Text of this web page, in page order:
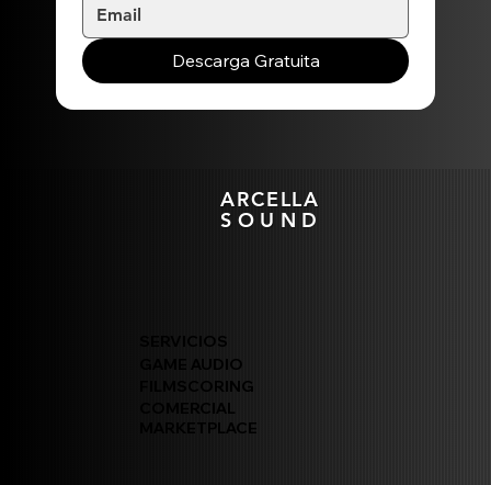
Descarga Gratuita
ARCELLA
SOUND
SERVICIOS
GAME AUDIO
FILMSCORING
COMERCIAL
MARKETPLACE